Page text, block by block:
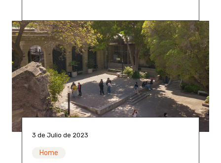
3 de Julio de 2023
Home